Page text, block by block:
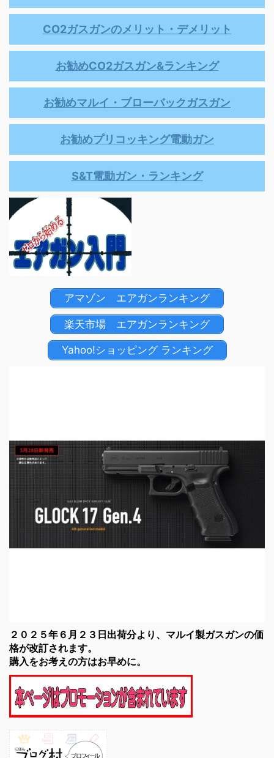
CO2ガスガンのメリット・デメリット
お勧めCO2ガスガン&ランキング
お勧めマルイ・ブローバックガスガン
お勧めプリコッキング電動ガン
S&T電動ガン・ランキング
アマゾン エアガンランキング
楽天市場 エアガンランキング
Yahoo!ショッピング ランキング
２０２５年６月２３日出荷分より、マルイ製ガスガンの価
格が改訂されます。
購入をお考えの方はお早めに。